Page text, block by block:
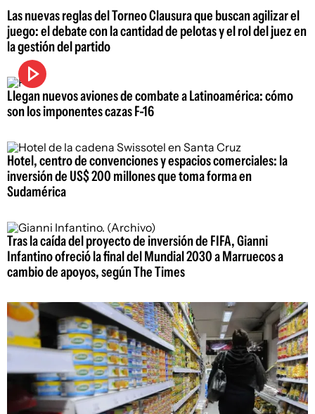
Las nuevas reglas del Torneo Clausura que buscan agilizar el
juego: el debate con la cantidad de pelotas y el rol del juez en
la gestión del partido
Llegan nuevos aviones de combate a Latinoamérica: cómo
son los imponentes cazas F-16
Hotel, centro de convenciones y espacios comerciales: la
inversión de US$ 200 millones que toma forma en
Sudamérica
Tras la caída del proyecto de inversión de FIFA, Gianni
Infantino ofreció la final del Mundial 2030 a Marruecos a
cambio de apoyos, según The Times